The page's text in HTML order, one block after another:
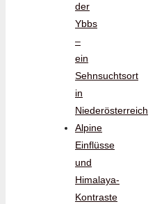
der
Ybbs
–
ein
Sehnsuchtsort
in
Niederösterreich
Alpine
Einflüsse
und
Himalaya-
Kontraste